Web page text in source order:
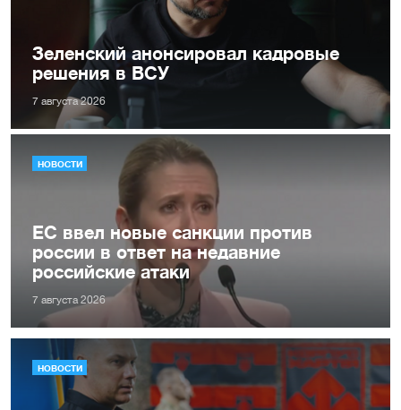
Зеленский анонсировал кадровые
решения в ВСУ
7 августа 2026
НОВОСТИ
ЕС ввел новые санкции против
россии в ответ на недавние
российские атаки
7 августа 2026
НОВОСТИ